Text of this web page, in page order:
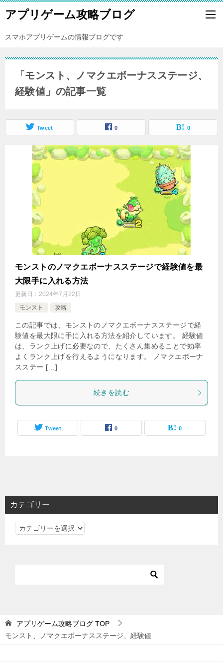
アプリゲーム攻略ブログ
スマホアプリゲームの情報ブログです
「モンスト、ノマクエボーナスステージ、
経験値」の記事一覧
Tweet 0 0
モンストのノマクエボーナスステージで経験値を最
大限手に入れる方法
更新日： 2024年7月22日
モンスト
攻略
この記事では、モンストのノマクエボーナスステージで経
験値を最大限に手に入れる方法を紹介しています。 経験値
は、ランク上げに必要なので、たくさん集めることで効率
よくランク上げを行えるようになります。 ノマクエボーナ
スステー […]
続きを読む
Tweet 0 0
カテゴリー
カ
アプリゲーム攻略ブログ TOP
モンスト、ノマクエボーナスステージ、経験値